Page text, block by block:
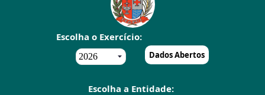
Escolha o Exercício:
Dados Abertos
Escolha a Entidade: